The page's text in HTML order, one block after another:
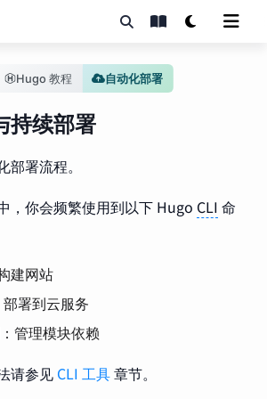
Hugo 教程 自动化部署
持续部署
署流程。
，你会频繁使用到以下 Hugo CLI 命
建网站
部署到云服务
管理模块依赖
请参见 CLI 工具章节。